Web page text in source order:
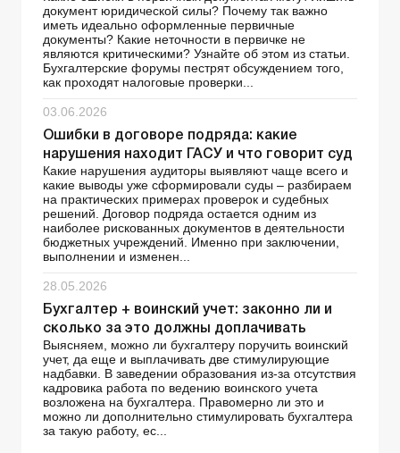
документ юридической силы? Почему так важно
иметь идеально оформленные первичные
документы? Какие неточности в первичке не
являются критическими? Узнайте об этом из статьи.
Бухгалтерские форумы пестрят обсуждением того,
как проходят налоговые проверки...
03.06.2026
Ошибки в договоре подряда: какие
нарушения находит ГАСУ и что говорит суд
Какие нарушения аудиторы выявляют чаще всего и
какие выводы уже сформировали суды – разбираем
на практических примерах проверок и судебных
решений. Договор подряда остается одним из
наиболее рискованных документов в деятельности
бюджетных учреждений. Именно при заключении,
выполнении и изменен...
28.05.2026
Бухгалтер + воинский учет: законно ли и
сколько за это должны доплачивать
Выясняем, можно ли бухгалтеру поручить воинский
учет, да еще и выплачивать две стимулирующие
надбавки. В заведении образования из-за отсутствия
кадровика работа по ведению воинского учета
возложена на бухгалтера. Правомерно ли это и
можно ли дополнительно стимулировать бухгалтера
за такую работу, ес...